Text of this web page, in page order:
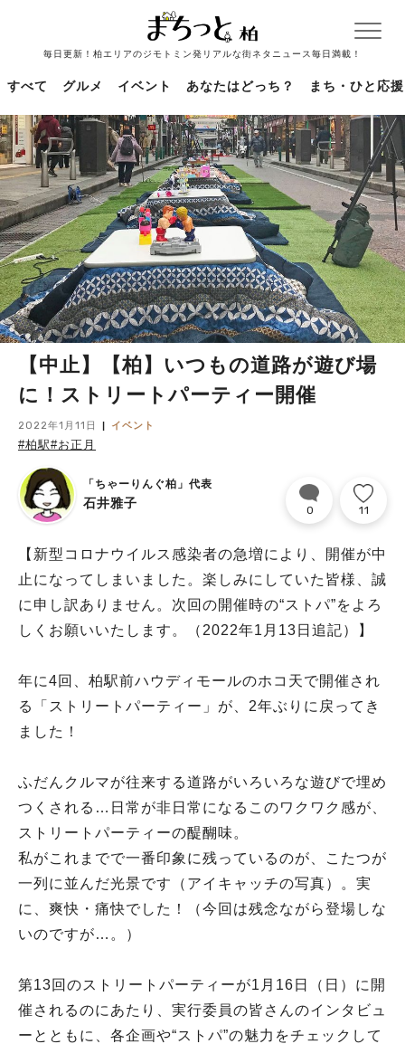
毎日更新！柏エリアのジモトミン発リアルな街ネタニュース毎日満載！
すべて グルメ イベント あなたはどっち？ まち・ひと応援
【中止】【柏】いつもの道路が遊び場
に！ストリートパーティー開催
2022年1月11日 イベント
#柏駅#お正月
「ちゃーりんぐ柏」代表
石井雅子 0 11
【新型コロナウイルス感染者の急増により、開催が中
止になってしまいました。楽しみにしていた皆様、誠
に申し訳ありません。次回の開催時の“ストパ”をよろ
しくお願いいたします。（2022年1月13日追記）】
年に4回、柏駅前ハウディモールのホコ天で開催され
る「ストリートパーティー」が、2年ぶりに戻ってき
ました！
ふだんクルマが往来する道路がいろいろな遊びで埋め
つくされる…日常が非日常になるこのワクワク感が、
ストリートパーティーの醍醐味。
私がこれまでで一番印象に残っているのが、こたつが
一列に並んだ光景です（アイキャッチの写真）。実
に、爽快・痛快でした！（今回は残念ながら登場しな
いのですが…。）
第13回のストリートパーティーが1月16日（日）に開
催されるのにあたり、実行委員の皆さんのインタビュ
ーとともに、各企画や“ストパ”の魅力をチェックして